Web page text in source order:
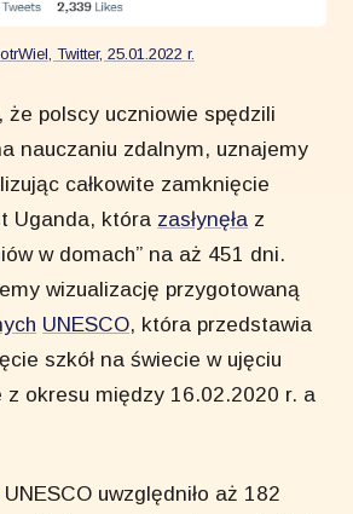
Twitter, 25.01.2022 r.
polscy uczniowie spędzili
nauczaniu zdalnym, uznajemy
całkowite zamknięcie
Uganda, która zasłynęła z
w domach” na aż 451 dni.
wizualizację przygotowaną
UNESCO, która przedstawia
szkół na świecie w ujęciu
z okresu między 16.02.2020 r. a
UNESCO uwzględniło aż 182